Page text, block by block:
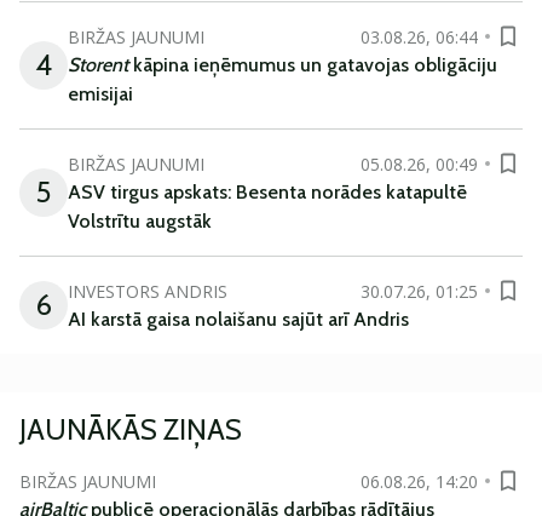
4
BIRŽAS JAUNUMI
03.08.26, 06:44
Storentkāpina ieņēmumus un gatavojas obligāciju
emisijai
5
BIRŽAS JAUNUMI
05.08.26, 00:49
ASV tirgus apskats: Besenta norādes katapultē
Volstrītu augstāk
6 INVESTORS ANDRIS
30.07.26, 01:25
AI karstā gaisa nolaišanu sajūt arī Andris
JAUNĀKĀS ZIŅAS
BIRŽAS JAUNUMI
06.08.26, 14:20
airBalticpublicē operacionālās darbības rādītājus